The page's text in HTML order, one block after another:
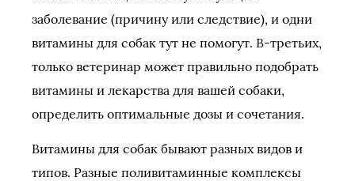
заболевание (причину или следствие), и одни
витамины для собак тут не помогут. В-третьих,
только ветеринар может правильно подобрать
витамины и лекарства для вашей собаки,
определить оптимальные дозы и сочетания.
Витамины для собак бывают разных видов и
типов. Разные поливитаминные комплексы